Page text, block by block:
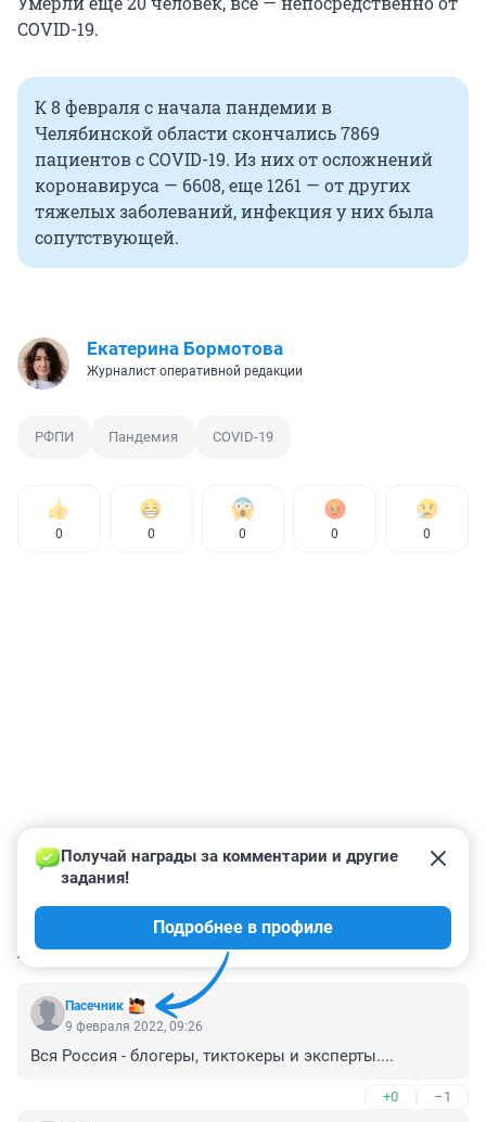
COVID-19.
К 8 февраля с начала пандемии в
Челябинской области скончались 7869
пациентов с COVID-19. Из них от осложнений
коронавируса — 6608, еще 1261 — от других
тяжелых заболеваний, инфекция у них была
сопутствующей.
Екатерина Бормотова
Журналист оперативной редакции
РФПИ Пандемия COVID-19
0 0 0 0 0
КОММЕНТАРИИ 52
Пaсечник
Получай награды за комментарии и другие
задания!
Подробнее в профиле
9 февраля 2022, 09:26
Вся Россия - блогеры, тиктокеры и эксперты....
+0 –1